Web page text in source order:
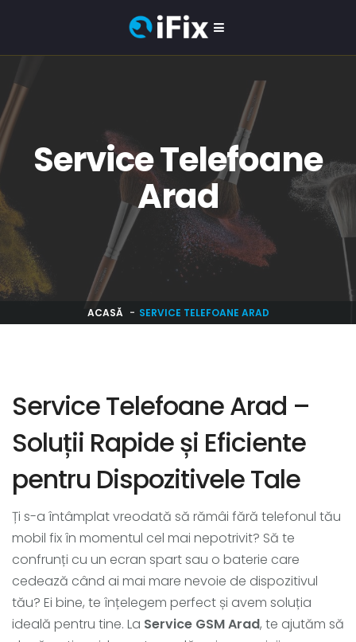
Service Telefoane
Arad
ACASĂ SERVICE TELEFOANE ARAD
Service Telefoane Arad –
Soluții Rapide și Eficiente
pentru Dispozitivele Tale
Ți s-a întâmplat vreodată să rămâi fără telefonul tău
mobil fix în momentul cel mai nepotrivit? Să te
confrunți cu un ecran spart sau o baterie care
cedează când ai mai mare nevoie de dispozitivul
tău? Ei bine, te înțelegem perfect și avem soluția
ideală pentru tine. La Service GSM Arad, te ajutăm să